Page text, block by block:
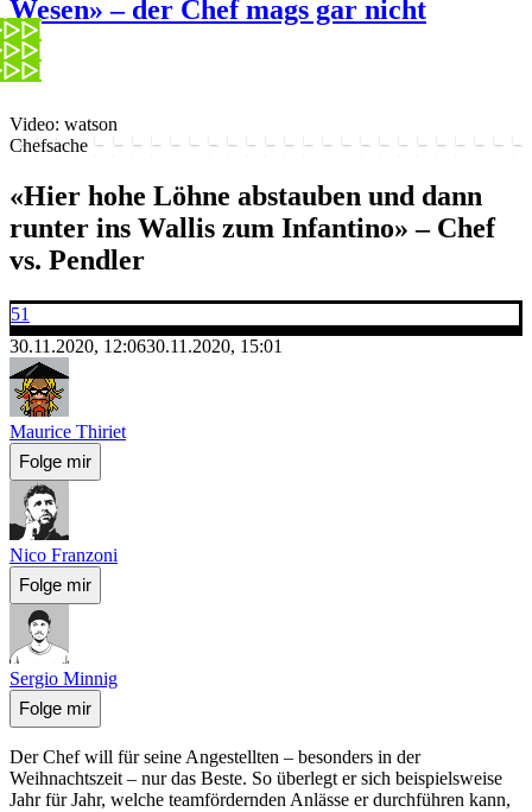
Wesen» – der Chef mags gar nicht
Video: watson
Chefsache
«Hier hohe Löhne abstauben und dann
runter ins Wallis zum Infantino» – Chef
vs. Pendler
51
30.11.2020, 12:0630.11.2020, 15:01
Maurice Thiriet
Folge mir
Nico Franzoni
Folge mir
Sergio Minnig
Folge mir
Der Chef will für seine Angestellten – besonders in der
Weihnachtszeit – nur das Beste. So überlegt er sich beispielsweise
Jahr für Jahr, welche teamfördernden Anlässe er durchführen kann,